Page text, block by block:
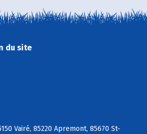
du site
Vairé, 85220 Apremont, 85670 St-